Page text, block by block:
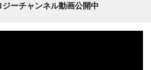
ジーチャンネル動画公開中